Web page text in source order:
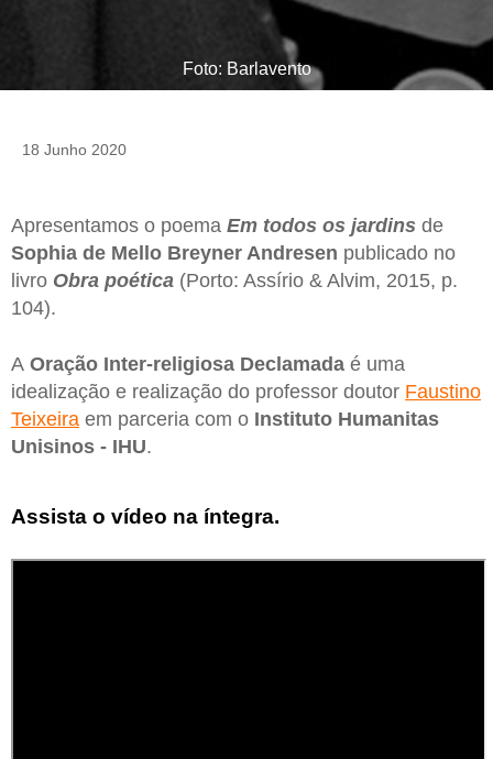
Foto: Barlavento
18 Junho 2020
Apresentamos o poema Em todos os jardins de
Sophia de Mello Breyner Andresen publicado no
livro Obra poética (Porto: Assírio & Alvim, 2015, p.
104).
A Oração Inter-religiosa Declamada é uma
idealização e realização do professor doutor Faustino
Teixeira em parceria com o Instituto Humanitas
Unisinos - IHU.
Assista o vídeo na íntegra.